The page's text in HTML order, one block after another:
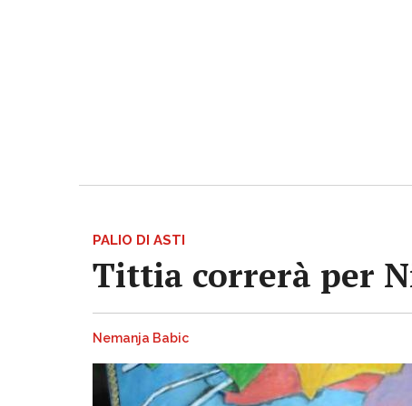
PALIO DI ASTI
Tittia correrà per
Nemanja Babic